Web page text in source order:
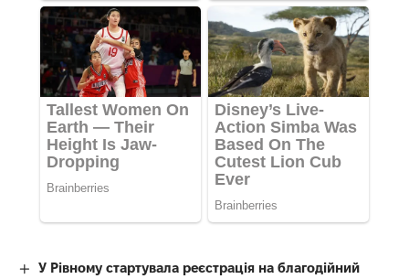
У Рівному стартувала реєстрація на благодійний